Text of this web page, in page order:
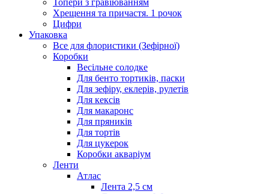
Топери з гравіюванням
Хрещення та причастя. 1 рочок
Цифри
Упаковка
Все для флористики (Зефірної)
Коробки
Весільне солодке
Для бенто тортиків, паски
Для зефіру, еклерів, рулетів
Для кексів
Для макаронс
Для пряників
Для тортів
Для цукерок
Коробки акваріум
Ленти
Атлас
Лента 2,5 см